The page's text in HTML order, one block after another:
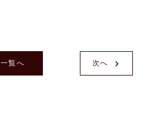
次へ
一覧へ